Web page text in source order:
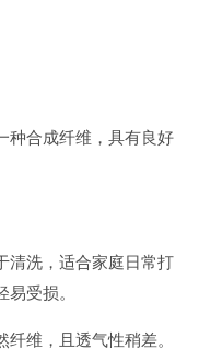
种合成纤维，具有良好
清洗，适合家庭日常打
受损。
维，且透气性稍差。